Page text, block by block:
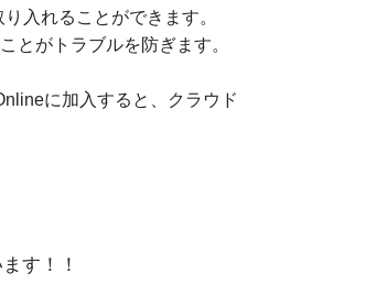
入れることができます。
とがトラブルを防ぎます。
に加入すると、クラウド
す！！